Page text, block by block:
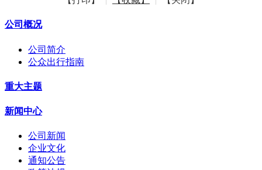
公司概况
公司简介
公众出行指南
重大主题
新闻中心
公司新闻
企业文化
通知公告